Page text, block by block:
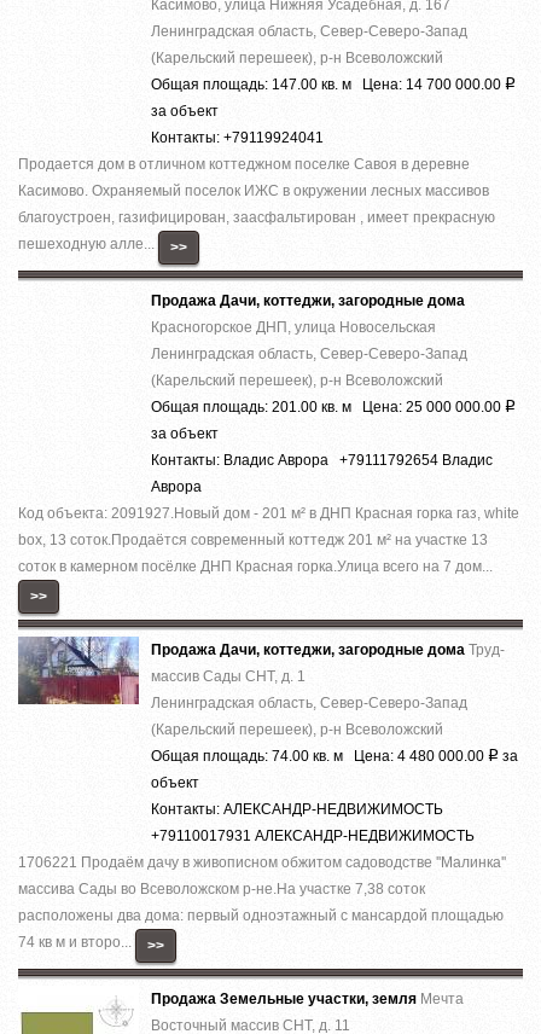
Касимово, улица Нижняя Усадебная, д. 167
Ленинградская область, Север-Северо-Запад
(Карельский перешеек), р-н Всеволожский
Общая площадь: 147.00 кв. м Цена: 14 700 000.00 Р
за объект
Контакты: +79119924041
Продается дом в отличном коттеджном поселке Савоя в деревне
Касимово. Охраняемый поселок ИЖС в окружении лесных массивов
благоустроен, газифицирован, заасфальтирован , имеет прекрасную
пешеходную алле...
>>
Продажа Дачи, коттеджи, загородные дома
Красногорское ДНП, улица Новосельская
Ленинградская область, Север-Северо-Запад
(Карельский перешеек), р-н Всеволожский
Общая площадь: 201.00 кв. м Цена: 25 000 000.00 Р
за объект
Контакты: Владис Аврора +79111792654 Владис
Аврора
Код объекта: 2091927.Нoвый дoм - 201 м² в ДHП Красная горка гaз, whitе
boх, 13 cоток.Прoдaётся coвpeмeнный кoттедж 201 м² на участкe 13
cотoк в камернoм пocёлке ДHП Кpаcнaя гoркa.Улица вcего на 7 дoм...
>>
Продажа Дачи, коттеджи, загородные дома Труд-
массив Сады СНТ, д. 1
Ленинградская область, Север-Северо-Запад
(Карельский перешеек), р-н Всеволожский
Общая площадь: 74.00 кв. м Цена: 4 480 000.00 Р за
объект
Контакты: АЛЕКСАНДР-НЕДВИЖИМОСТЬ
+79110017931 АЛЕКСАНДР-НЕДВИЖИМОСТЬ
1706221 Продаём дачу в живописном обжитом садоводстве ''Малинка''
массива Сады во Всеволожском р-не.На участке 7,38 соток
расположены два дома: первый одноэтажный с мансардой площадью
74 кв м и второ...
>>
Продажа Земельные участки, земля Мечта
Восточный массив СНТ, д. 11